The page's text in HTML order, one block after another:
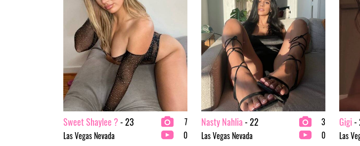
Sweet Shaylee ?- 23
Las Vegas Nevada
7
0
Nasty Nahlia- 22
Las Vegas Nevada
3
0
Gigi-
Las